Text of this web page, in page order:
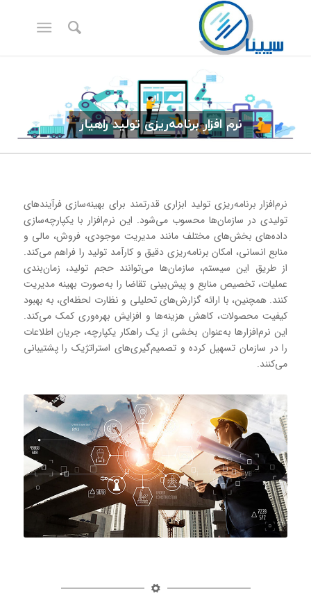
نرم‌ افزار برنامه‌ریزی تولید راهیار
نرم‌افزار برنامه‌ریزی تولید ابزاری قدرتمند برای بهینه‌سازی فرآیندهای
تولیدی در سازمان‌ها محسوب می‌شود. این نرم‌افزار با یکپارچه‌سازی
داده‌های بخش‌های مختلف مانند مدیریت موجودی، فروش، مالی و
منابع انسانی، امکان برنامه‌ریزی دقیق و کارآمد تولید را فراهم می‌کند.
از طریق این سیستم، سازمان‌ها می‌توانند حجم تولید، زمان‌بندی
عملیات، تخصیص منابع و پیش‌بینی تقاضا را به‌صورت بهینه مدیریت
کنند. همچنین، با ارائه گزارش‌های تحلیلی و نظارت لحظه‌ای، به بهبود
کیفیت محصولات، کاهش هزینه‌ها و افزایش بهره‌وری کمک می‌کند.
این نرم‌افزارها به‌عنوان بخشی از یک راهکار یکپارچه، جریان اطلاعات
را در سازمان تسهیل کرده و تصمیم‌گیری‌های استراتژیک را پشتیبانی
می‌کنند.